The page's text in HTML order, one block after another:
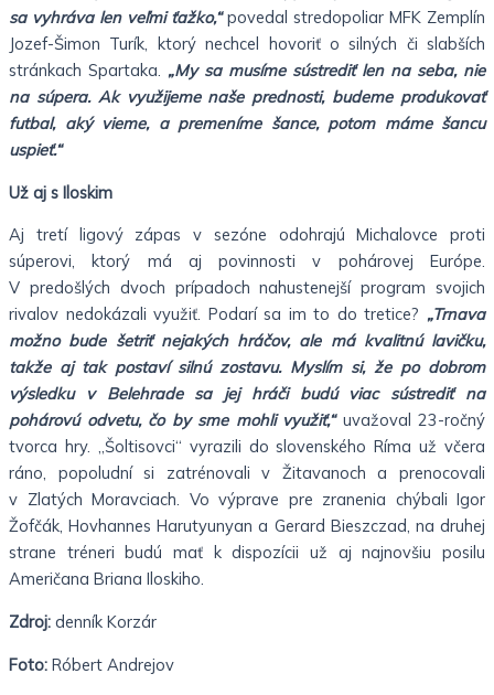
sa vyhráva len veľmi ťažko,“povedal stredopoliar MFK Zemplín
Jozef-Šimon Turík, ktorý nechcel hovoriť o silných či slabších
stránkach Spartaka. „My sa musíme sústrediť len na seba, nie
na súpera. Ak využijeme naše prednosti, budeme produkovať
futbal, aký vieme, a premeníme šance, potom máme šancu
uspieť.“
Už aj s Iloskim
Aj tretí ligový zápas v sezóne odohrajú Michalovce proti
súperovi, ktorý má aj povinnosti v pohárovej Európe.
V predošlých dvoch prípadoch nahustenejší program svojich
rivalov nedokázali využiť. Podarí sa im to do tretice? „Trnava
možno bude šetriť nejakých hráčov, ale má kvalitnú lavičku,
takže aj tak postaví silnú zostavu. Myslím si, že po dobrom
výsledku v Belehrade sa jej hráči budú viac sústrediť na
pohárovú odvetu, čo by sme mohli využiť,“uvažoval 23-ročný
tvorca hry. „Šoltisovci“ vyrazili do slovenského Ríma už včera
ráno, popoludní si zatrénovali v Žitavanoch a prenocovali
v Zlatých Moravciach. Vo výprave pre zranenia chýbali Igor
Žofčák, Hovhannes Harutyunyan a Gerard Bieszczad, na druhej
strane tréneri budú mať k dispozícii už aj najnovšiu posilu
Američana Briana Iloskiho.
Zdroj: denník Korzár
Foto: Róbert Andrejov